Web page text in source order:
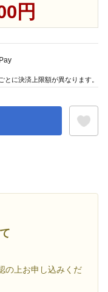
円
の上お申し込みくだ
とに決済上限額が異なります。